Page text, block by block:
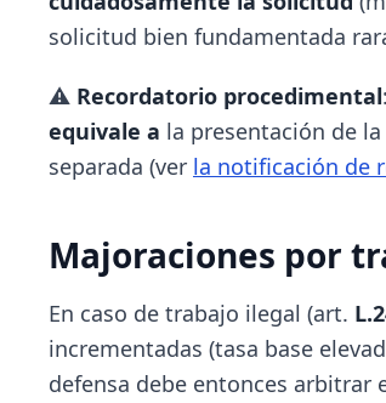
solicitud bien fundamentada
⚠️ Recordatorio procedimental
equivale a la presentación de
separada (ver la notificación de
Majoraciones por
En caso de trabajo ilegal (art.
incrementadas (tasa base
defensa debe entonces arbitrar